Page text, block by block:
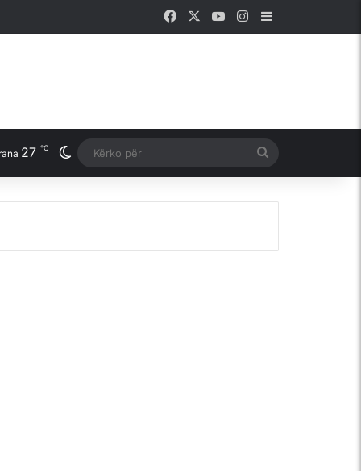
Facebook YouTubeInstagram
27 ℃ Switch skin
për